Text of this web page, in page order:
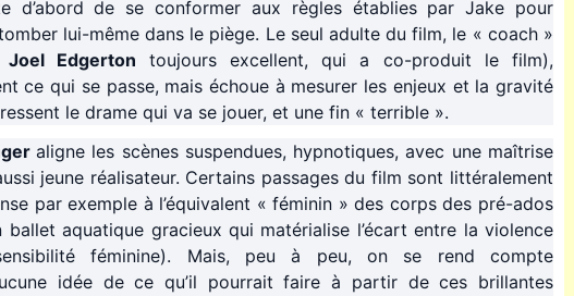
d’abord de se conformer aux règles établies par Jake pour
lui-même dans le piège. Le seul adulte du film, le « coach »
Joel Edgerton
toujours excellent, qui a co-produit le film),
ce qui se passe, mais échoue à mesurer les enjeux et la gravité
le drame qui va se jouer, et une fin « terrible ».
aligne les scènes suspendues, hypnotiques, avec une maîtrise
jeune réalisateur. Certains passages du film sont littéralement
par exemple à l’équivalent « féminin » des corps des pré-ados
ballet aquatique gracieux qui matérialise l’écart entre la violence
féminine). Mais, peu à peu, on se rend compte
idée de ce qu’il pourrait faire à partir de ces brillantes